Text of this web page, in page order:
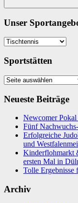
Unser
Unser
Sportstätten
Sportstätten
Neueste Beiträge
Newcomer Pokal
Fünf
Erfolgreiche
und
Kinderflohmarkt
ersten Mal in
Tolle Ergebnisse
Archiv